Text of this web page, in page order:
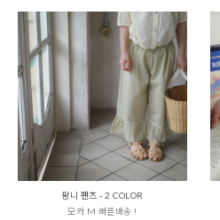
팡니 팬츠 - 2 COLOR
모카 M 빠른배송 !